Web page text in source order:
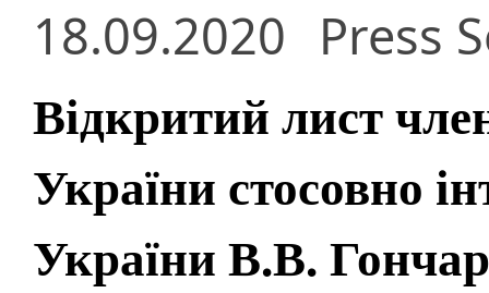
18.09.2020 Press
Відкритий лист
України стосовно
України В.В.